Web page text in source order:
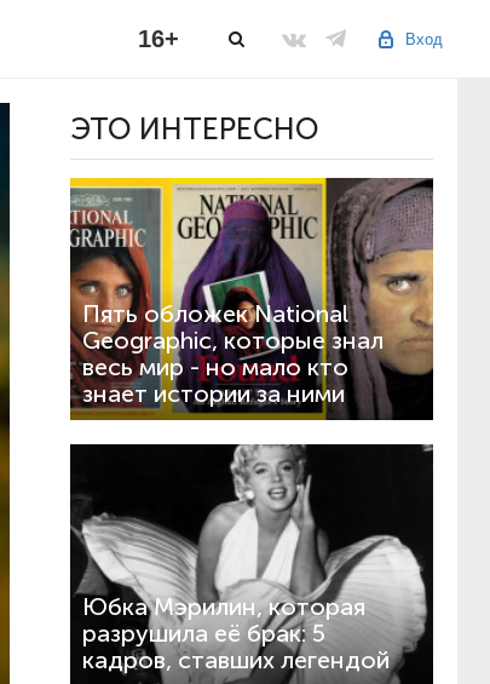
Вход
16+
ЭТО ИНТЕРЕСНО
Пять обложек National
Geographic, которые знал
весь мир - но мало кто
знает истории за ними
Юбка Мэрилин, которая
разрушила её брак: 5
кадров, ставших легендой